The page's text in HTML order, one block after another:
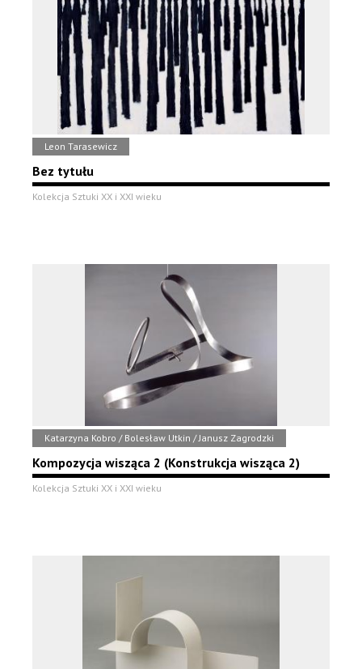
Leon Tarasewicz
Bez tytułu
Kolekcja Sztuki XX i XXI wieku
Katarzyna Kobro / Bolesław Utkin / Janusz Zagrodzki
Kompozycja wisząca 2 (Konstrukcja wisząca 2)
Kolekcja Sztuki XX i XXI wieku